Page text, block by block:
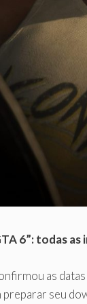
6”: todas
as
seu